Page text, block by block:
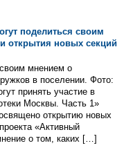
поделиться своим
открытия новых секций
мнением о
в поселении. Фото:
принять участие в
Москвы. Часть 1»
открытию новых
«Активный
о том, каких […]